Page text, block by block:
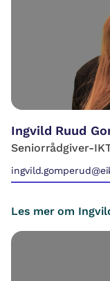
Ingvild Ruud
Seniorrådgiver-
Les mer om